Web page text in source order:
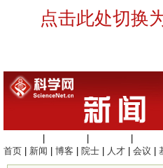
点击此处切换
首页
新闻 博客 院士 人才 会议